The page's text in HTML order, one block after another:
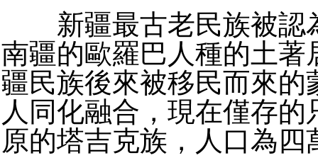
新疆最古老民族被認
南疆的歐羅巴人種的土著
疆民族後來被移民而來的
人同化融合，現在僅存的
原的塔吉克族，人口為四